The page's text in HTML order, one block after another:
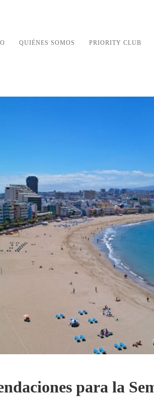
QUIÉNES SOMOS PRIORITY CLUB
para la